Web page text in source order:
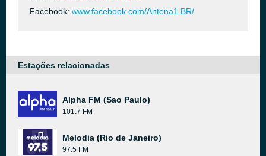
Facebook: www.facebook.com/Antena1.BR/
Estações relacionadas
Alpha FM (Sao Paulo)
101.7 FM
Melodia (Rio de Janeiro)
97.5 FM